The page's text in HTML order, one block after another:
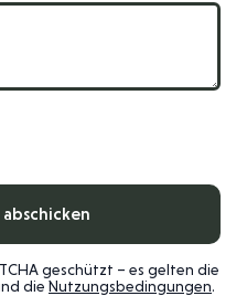
geschützt – es gelten die
die Nutzungsbedingungen.